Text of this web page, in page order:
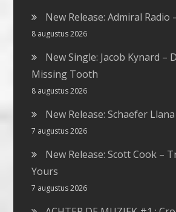
New Release: Admiral Radio
8 augustus 2026
New Single: Jacob Kynard –
Missing Tooth
8 augustus 2026
New Release: Schaefer
7 augustus 2026
New Release: Scott Cook –
Yours
7 augustus 2026